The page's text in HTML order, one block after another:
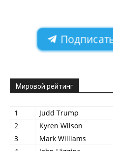
Мировой рейтинг
1 Judd Trump
2
Kyren Wilson
3
Mark Williams